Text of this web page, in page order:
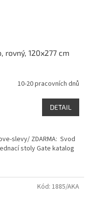
rovný, 120x277 cm
10-20 pracovních dnů
DETAIL
slevy/ ZDARMA: Svod
stoly Gate katalog
Kód: 1885/AKA